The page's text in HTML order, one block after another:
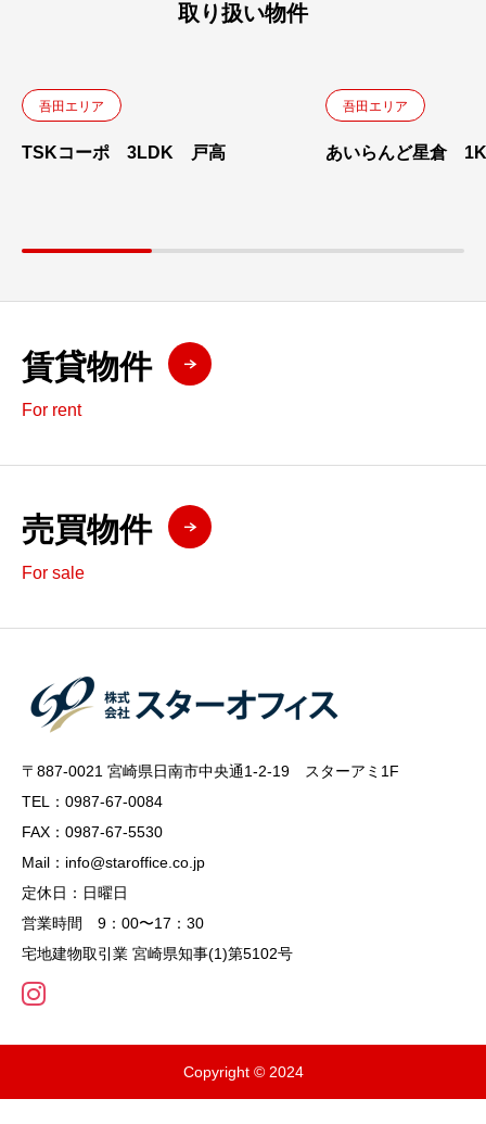
取り扱い物件
吾田エリア
TSKコーポ 3LDK 戸高
吾田エリア
あいらんど星倉
賃貸物件
For rent
売買物件
For sale
〒887-0021 宮崎県日南市中央通1-2-19 スターアミ1F
TEL：0987-67-0084
FAX：0987-67-5530
Mail：info@staroffice.co.jp
定休日：日曜日
営業時間 9：00〜17：30
宅地建物取引業 宮崎県知事(1)第5102号
Copyright © 2024